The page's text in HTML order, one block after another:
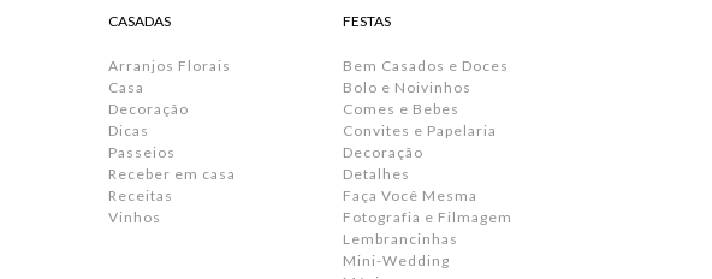
CASADAS
Arranjos Florais
Casa
Decoração
Dicas
Passeios
Receber em casa
Receitas
Vinhos
FESTAS
Bem Casados e Doces
Bolo e Noivinhos
Comes e Bebes
Convites e Papelaria
Decoração
Detalhes
Faça Você Mesma
Fotografia e Filmagem
Lembrancinhas
Mini-Wedding